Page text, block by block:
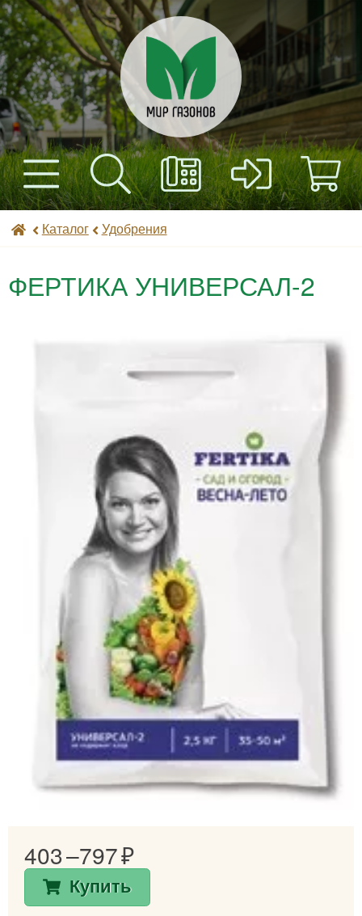
Каталог
Оплата
Контакты
+7(495) 597-82-01
Найти
Мир газонов
Каталог Удобрения
ФЕРТИКА УНИВЕРСАЛ-2
403 –797
Купить